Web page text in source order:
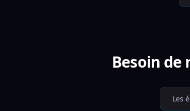
Besoin de
Les